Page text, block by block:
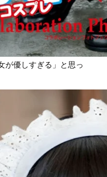
が優しすぎる」と思っ